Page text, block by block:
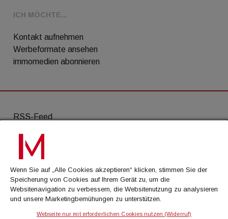
ICH MÖCHTE...
Kontakt aufnehmen
Werbeformate ansehen
immomedien abonnieren
RSS-Feed
AGB
Datenschutz
Kontakt
Impressum
Wenn Sie auf „Alle Cookies akzeptieren“ klicken, stimmen Sie der
Speicherung von Cookies auf Ihrem Gerät zu, um die
Websitenavigation zu verbessern, die Websitenutzung zu analysieren
und unsere Marketingbemühungen zu unterstützen.
Webseite nur mit erforderlichen Cookies nutzen (Widerruf)